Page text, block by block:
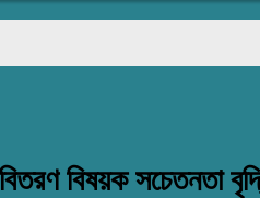
বিষয়ক সচেতনতা